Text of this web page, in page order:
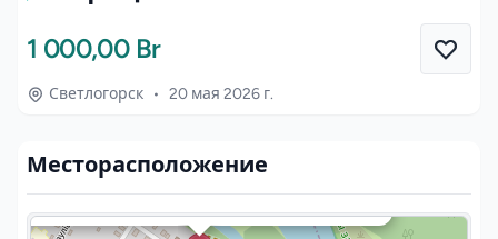
1 000,00 Br
Светлогорск • 20 мая 2026 г.
Месторасположение
109, Савецкая вуліца, Светлагорск, Светлагорскі
раён, Гомельская вобласць, 247400, Беларусь